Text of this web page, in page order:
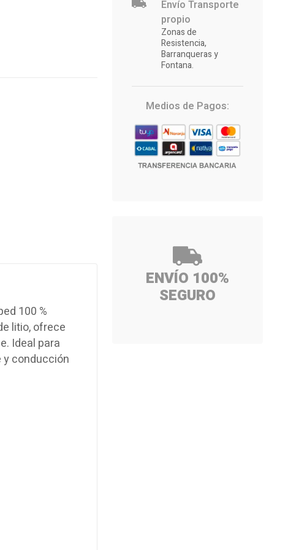
100 %
litio, ofrece
Ideal para
y conducción
Envío Transporte
propio
Zonas de
Resistencia,
Barranqueras y
Fontana.
Medios de Pagos:
ENVÍO 100%
SEGURO